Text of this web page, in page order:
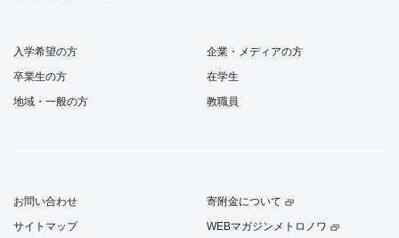
入学希望の方
卒業生の方
地域・一般の方
企業・メディアの方
在学生
教職員
お問い合わせ
サイトマップ
寄附金について
WEBマガジンメトロノワ